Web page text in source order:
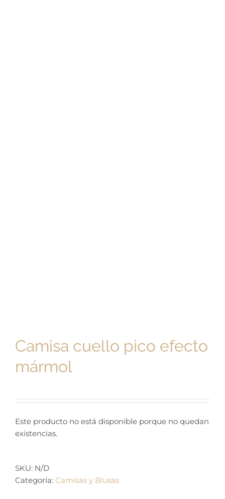
Camisa cuello pico efecto
mármol
Este producto no está disponible porque no quedan
existencias.
SKU: N/D
Categoría: Camisas y Blusas